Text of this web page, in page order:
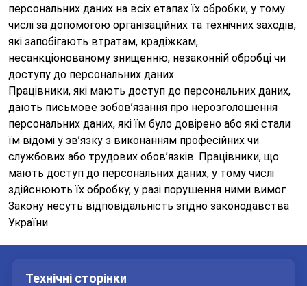
персональних даних на всіх етапах їх обробки, у тому
числі за допомогою організаційних та технічних заходів,
які запобігають втратам, крадіжкам,
несанкціонованому знищенню, незаконній обробці чи
доступу до персональних даних.
Працівники, які мають доступ до персональних даних,
дають письмове зобов’язання про нерозголошення
персональних даних, які їм було довірено або які стали
їм відомі у зв’язку з виконанням професійних чи
службових або трудових обов’язків. Працівники, що
мають доступ до персональних даних, у тому числі
здійснюють їх обробку, у разі порушення ними вимог
Закону несуть відповідальність згідно законодавства
України.
Технічні сторінки